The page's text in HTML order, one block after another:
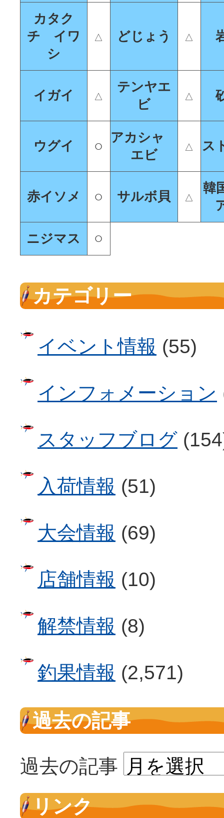
カタク
チ イワ
シ
△ どじょう △
イガイ △
テンヤエ
ビ
△
ウグイ ○
アカシャ
エビ
△ ス
赤イソメ ○ サルボ貝 △
ニジマス ○
カテゴリー
イベント情報 (55)
インフォメーション
スタッフブログ
入荷情報 (51)
大会情報 (69)
店舗情報 (10)
解禁情報 (8)
釣果情報 (2,571)
過去の記事
過去の記事
リンク